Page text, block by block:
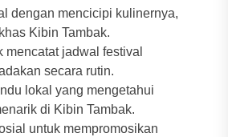
dengan mencicipi kulinernya,
Kibin Tambak.
mencatat jadwal festival
secara rutin.
lokal yang mengetahui
di Kibin Tambak.
untuk mempromosikan